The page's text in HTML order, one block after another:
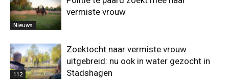
Nieuws
vermiste vrouw
112
Zoektocht naar vermiste vrouw
uitgebreid: nu ook in water gezocht in
Stadshagen